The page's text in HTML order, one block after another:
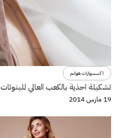
اكسسوارات هوانم
تشكيلة احذية بالكعب العالي للبنوتات
19 مارس 2014